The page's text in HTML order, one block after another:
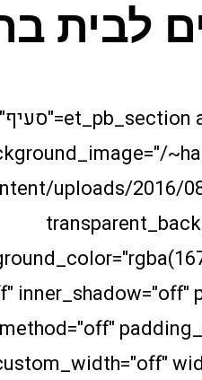
לבית
uploads/2016/
inner_shadow="off"